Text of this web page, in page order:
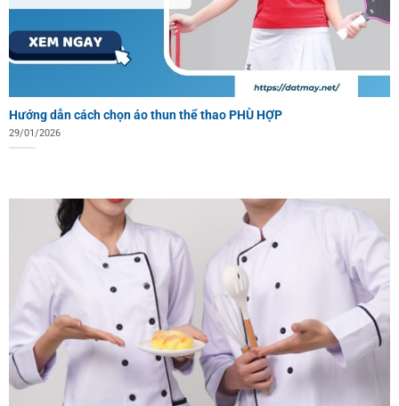
Hướng dẫn cách chọn áo thun thể thao PHÙ HỢP
29/01/2026